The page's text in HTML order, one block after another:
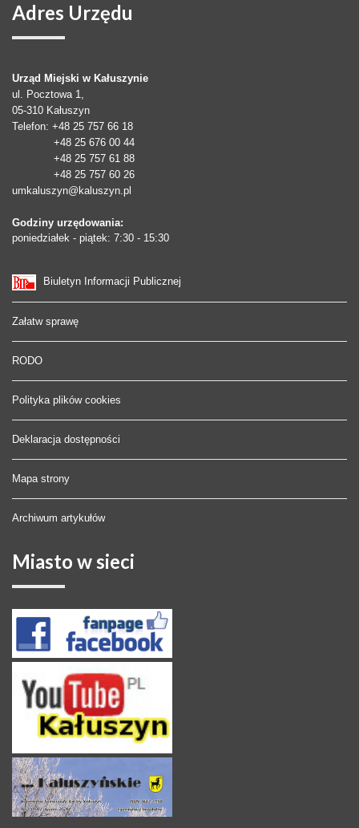
Adres Urzędu
Urząd Miejski w Kałuszynie
ul. Pocztowa 1,
05-310 Kałuszyn
Telefon: +48 25 757 66 18
+48 25 676 00 44
+48 25 757 61 88
+48 25 757 60 26
umkaluszyn@kaluszyn.pl
Godziny urzędowania:
poniedziałek - piątek: 7:30 - 15:30
Biuletyn Informacji Publicznej
Załatw sprawę
RODO
Polityka plików cookies
Deklaracja dostępności
Mapa strony
Archiwum artykułów
Miasto w sieci